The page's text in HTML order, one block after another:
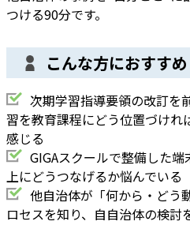
つける90分です。
こんな方におすすめ
次期学習指導要領の改訂を
習を教育課程にどう位置づけれ
感じる
GIGAスクールで整備した
上にどうつなげるか悩んでいる
他自治体が「何から・どう
ロセスを知り、自自治体の検討